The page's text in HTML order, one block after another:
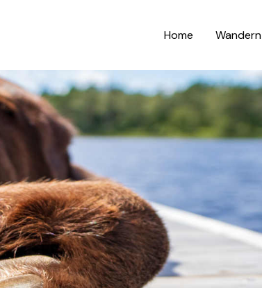
Home Wandern